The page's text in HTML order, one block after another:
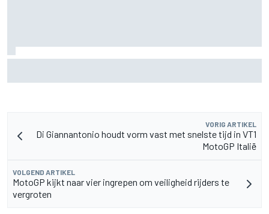
VORIG ARTIKEL
Di Giannantonio houdt vorm vast met snelste tijd in VT1
MotoGP Italië
VOLGEND ARTIKEL
MotoGP kijkt naar vier ingrepen om veiligheid rijders te
vergroten